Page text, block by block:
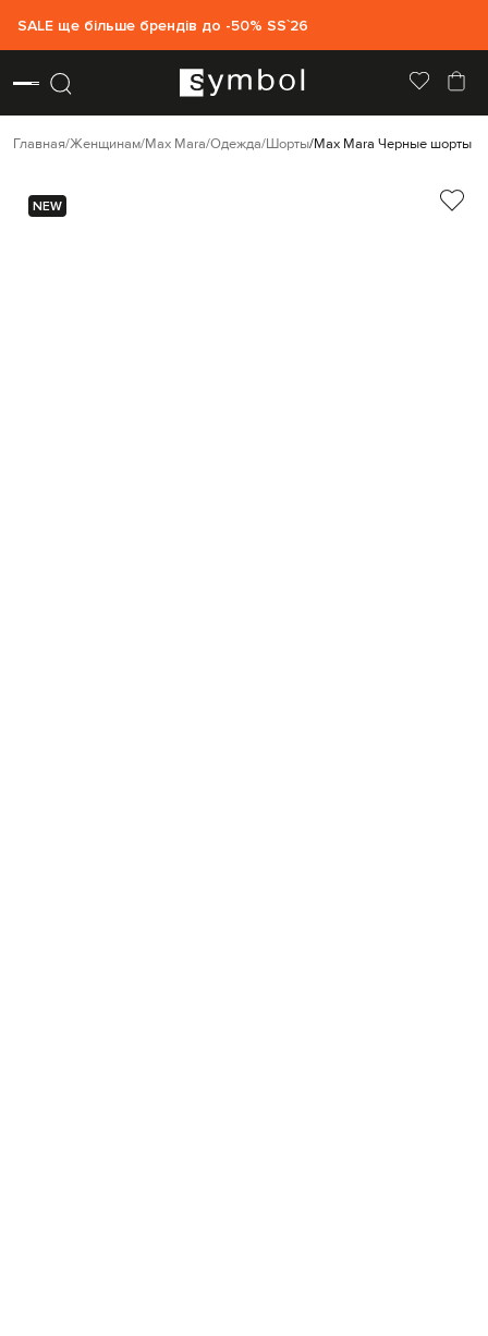
SALE ще більше брендів до -50% SS`26
Главная Женщинам Max Mara Одежда Шорты Max Mara Черные шорты
NEW